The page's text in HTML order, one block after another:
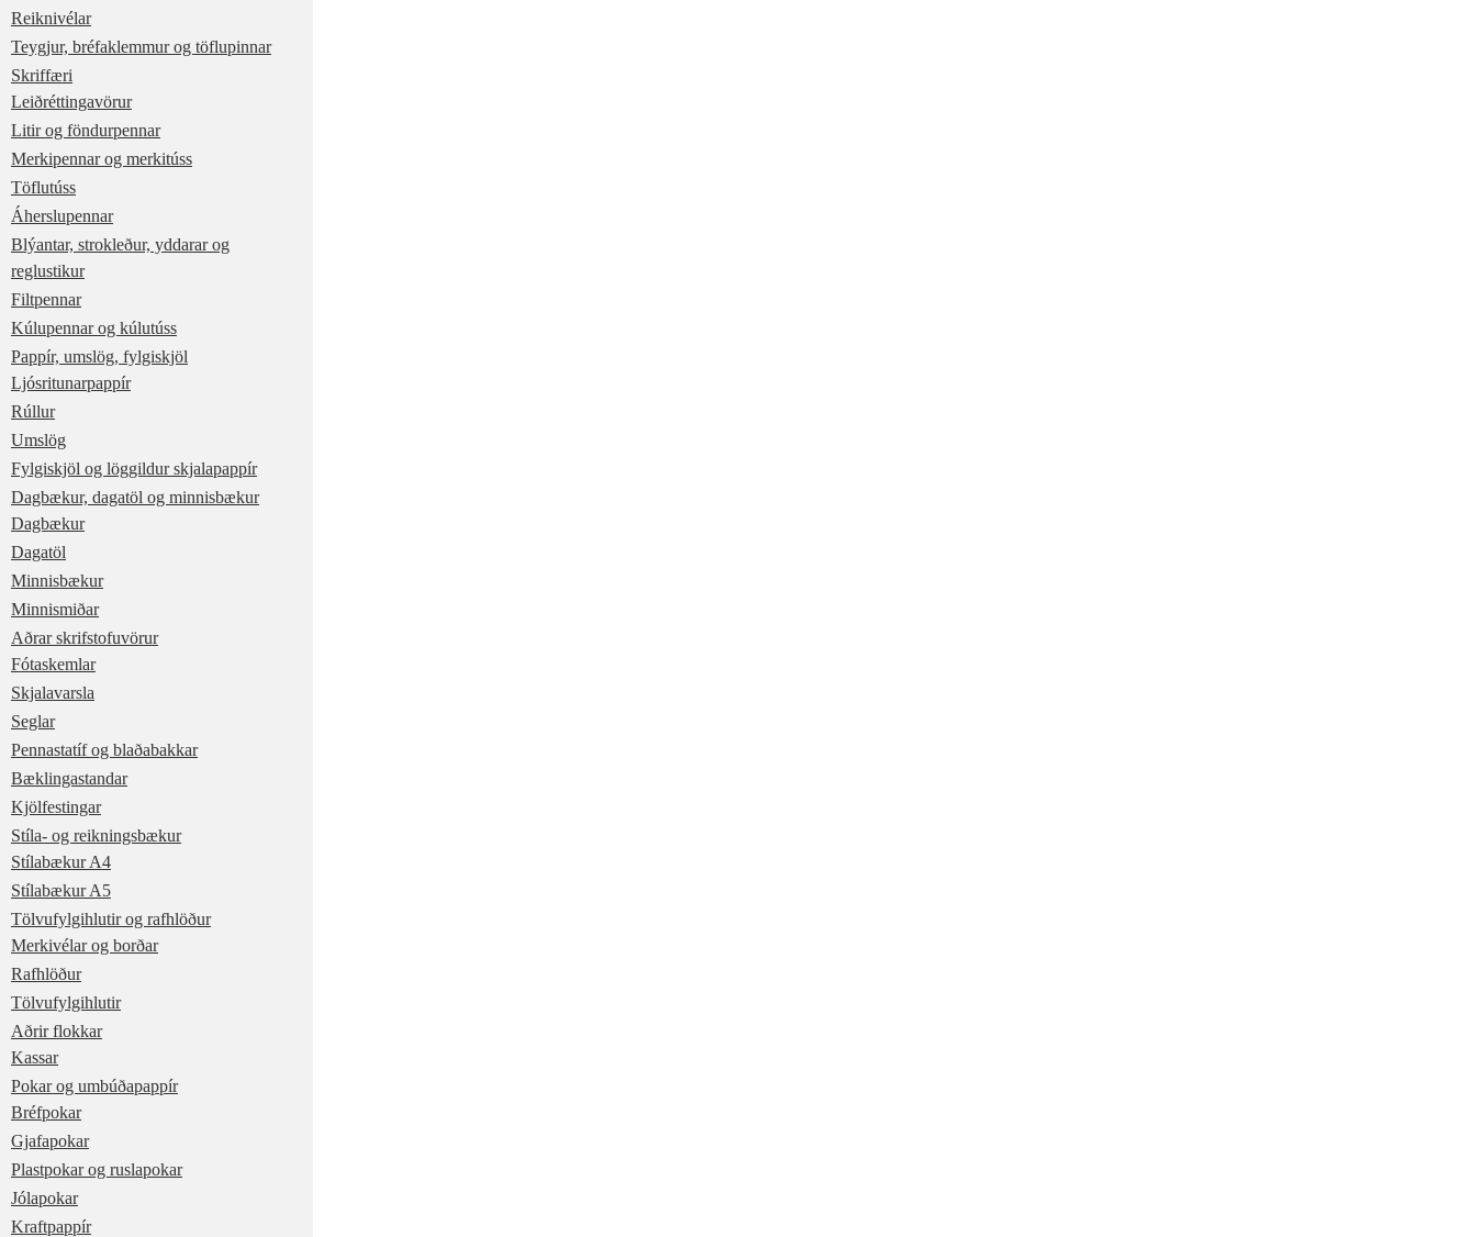
Reiknivélar
Teygjur, bréfaklemmur og töflupinnar
Skriffæri
Leiðréttingavörur
Litir og föndurpennar
Merkipennar og merkitúss
Töflutúss
Áherslupennar
Blýantar, strokleður, yddarar og
reglustikur
Filtpennar
Kúlupennar og kúlutúss
Pappír, umslög, fylgiskjöl
Ljósritunarpappír
Rúllur
Umslög
Fylgiskjöl og löggildur skjalapappír
Dagbækur, dagatöl og minnisbækur
Dagbækur
Dagatöl
Minnisbækur
Minnismiðar
Aðrar skrifstofuvörur
Fótaskemlar
Skjalavarsla
Seglar
Pennastatíf og blaðabakkar
Bæklingastandar
Kjölfestingar
Stíla- og reikningsbækur
Stílabækur A4
Stílabækur A5
Tölvufylgihlutir og rafhlöður
Merkivélar og borðar
Rafhlöður
Tölvufylgihlutir
Aðrir flokkar
Kassar
Pokar og umbúðapappír
Bréfpokar
Gjafapokar
Plastpokar og ruslapokar
Jólapokar
Kraftpappír